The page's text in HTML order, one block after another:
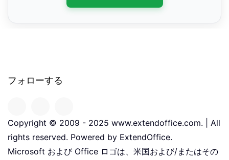
フォローする
Copyright © 2009 - 2025 www.extendoffice.com. | All
rights reserved. Powered by ExtendOffice.
Microsoft および Office ロゴは、米国および/またはその